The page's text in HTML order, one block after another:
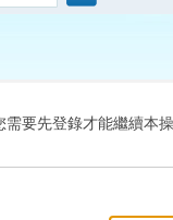
索
需要先登錄才能繼續本